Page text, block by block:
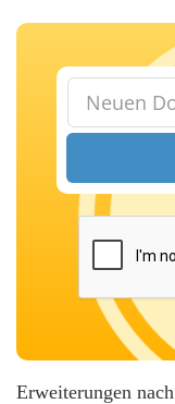
Erweiterungen